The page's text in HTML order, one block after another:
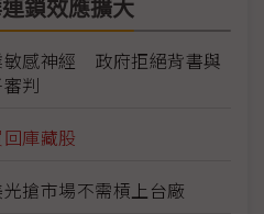
鎖效應擴大
敏感神經 政府拒絕背書與
判
庫藏股
搶市場不需槓上台廠